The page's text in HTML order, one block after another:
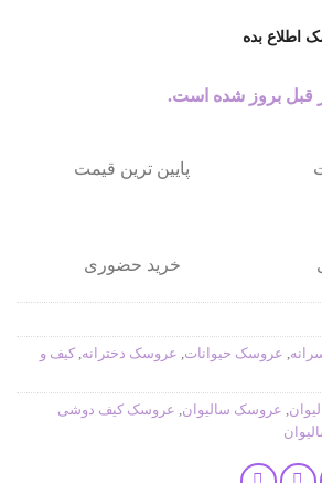
اطلاع بده
قبل بروز شده است.
پایین ترین قیمت
خرید حضوری
, عروسک حیوانات, عروسک دخترانه, کیف و
, عروسک سالیوان, عروسک کیف دوشی